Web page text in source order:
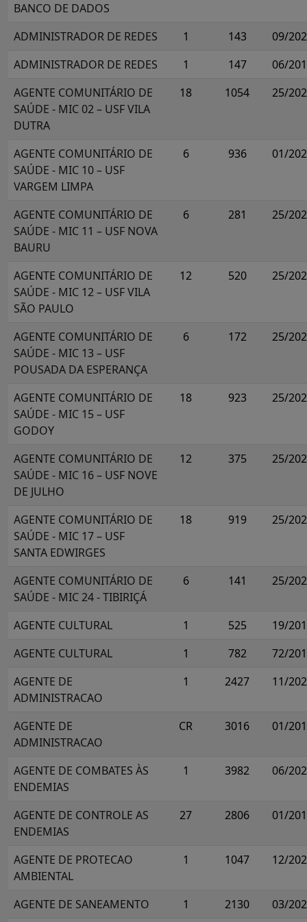
BANCO DE DADOS
ADMINISTRADOR DE REDES 1 143
09/
ADMINISTRADOR DE REDES
1 147
06/
AGENTE COMUNITÁRIO DE
SAÚDE - MIC 02 – USF VILA
DUTRA
18 1054 25/
AGENTE COMUNITÁRIO DE
SAÚDE - MIC 10 – USF
VARGEM LIMPA
6 936 01/
AGENTE COMUNITÁRIO DE
SAÚDE - MIC 11 – USF NOVA
BAURU
6 281 25/
AGENTE COMUNITÁRIO DE
SAÚDE - MIC 12 – USF VILA
SÃO PAULO
12 520 25/
AGENTE COMUNITÁRIO DE
SAÚDE - MIC 13 – USF
POUSADA DA ESPERANÇA
6 172 25/
AGENTE COMUNITÁRIO DE
SAÚDE - MIC 15 – USF
GODOY
18 923 25/
AGENTE COMUNITÁRIO DE
SAÚDE - MIC 16 – USF NOVE
DE JULHO
12 375 25/
AGENTE COMUNITÁRIO DE
SAÚDE - MIC 17 – USF
SANTA EDWIRGES
18 919 25/
AGENTE COMUNITÁRIO DE
SAÚDE - MIC 24 - TIBIRIÇÁ
6 141 25/
AGENTE CULTURAL 1 525
19/
AGENTE CULTURAL
1 782
72/
AGENTE DE
ADMINISTRACAO
1 2427 11/
AGENTE DE
ADMINISTRACAO
CR 3016 01/
AGENTE DE COMBATES ÀS
ENDEMIAS
1 3982 06/
AGENTE DE CONTROLE AS
ENDEMIAS
27 2806 01/
AGENTE DE PROTECAO
AMBIENTAL
1 1047 12/
AGENTE DE SANEAMENTO 1 2130 03/